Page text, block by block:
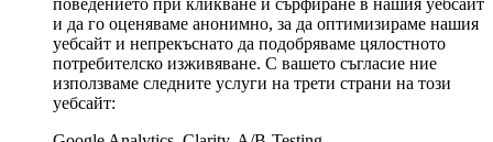
и да го оценяваме анонимно, за да оптимизираме нашия
уебсайт и непрекъснато да подобряваме цялостното
потребителско изживяване. С вашето съгласие ние
използваме следните услуги на трети страни на този
уебсайт: